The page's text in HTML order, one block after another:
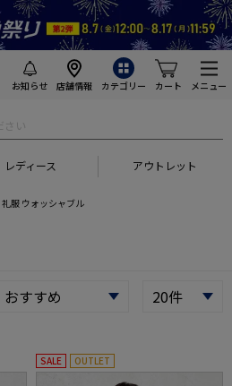
お知らせ 店舗情報 カテゴリー カート メニュー
レディース アウトレット
プ スーツ
礼服 ウォッシャブル
SALE OUTLET